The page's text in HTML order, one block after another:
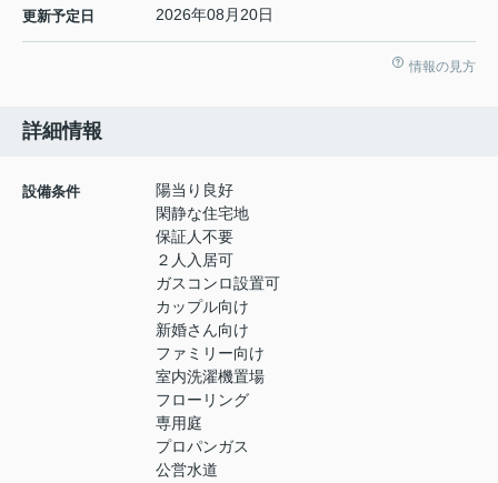
更新予定日 2026年08月20日
情報の見方
詳細情報
設備条件
陽当り良好
閑静な住宅地
保証人不要
２人入居可
ガスコンロ設置可
カップル向け
新婚さん向け
ファミリー向け
室内洗濯機置場
フローリング
専用庭
プロパンガス
公営水道